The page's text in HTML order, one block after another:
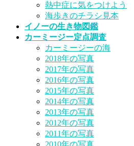
熱中症に気をつけよう
海歩きのチラシ見本
イノーの生き物図鑑
カーミージー定点調査
カーミージーの海
2018年の写真
2017年の写真
2016年の写真
2015年の写真
2014年の写真
2013年の写真
2012年の写真
2011年の写真